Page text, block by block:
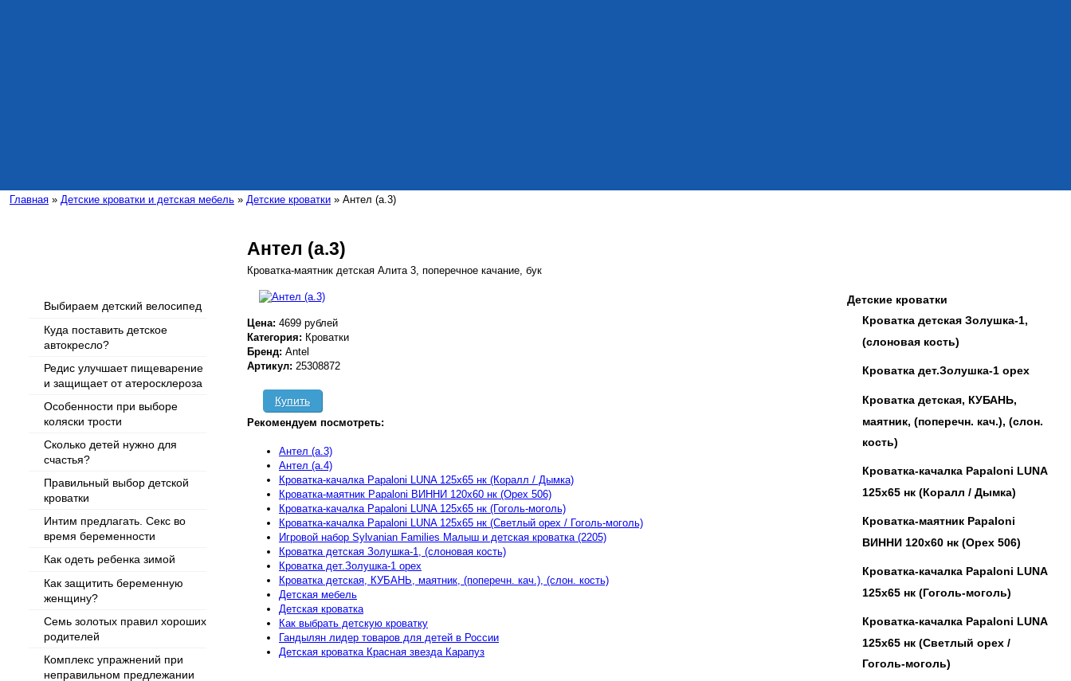
Главная » Детские кроватки и детская мебель » Детские кроватки » Антел (а.3)
Детские кроватки
Кроватка детская Золушка-1,
(слоновая кость)
Кроватка дет.Золушка-1 орех
Кроватка детская, КУБАНЬ,
маятник, (поперечн. кач.), (слон.
кость)
Кроватка-качалка Papaloni LUNA
125х65 нк (Коралл / Дымка)
Кроватка-маятник Papaloni
ВИННИ 120х60 нк (Орех 506)
Кроватка-качалка Papaloni LUNA
125х65 нк (Гоголь-моголь)
Кроватка-качалка Papaloni LUNA
125х65 нк (Светлый орех /
Гоголь-моголь)
Выбираем детский велосипед
Куда поставить детское
автокресло?
Редис улучшает пищеварение
и защищает от атеросклероза
Особенности при выборе
коляски трости
Сколько детей нужно для
счастья?
Правильный выбор детской
кроватки
Интим предлагать. Секс во
время беременности
Как одеть ребенка зимой
Как защитить беременную
женщину?
Семь золотых правил хороших
родителей
Комплекс упражнений при
неправильном предлежании
Антел (а.3)
Кроватка-маятник детская Алита 3, поперечное качание, бук
Цена: 4699 рублей
Категория: Кроватки
Бренд: Antel
Артикул: 25308872
Купить
Рекомендуем посмотреть:
Антел (а.3)
Антел (а.4)
Кроватка-качалка Papaloni LUNA 125х65 нк (Коралл / Дымка)
Кроватка-маятник Papaloni ВИННИ 120х60 нк (Орех 506)
Кроватка-качалка Papaloni LUNA 125х65 нк (Гоголь-моголь)
Кроватка-качалка Papaloni LUNA 125х65 нк (Светлый орех / Гоголь-моголь)
Игровой набор Sylvanian Families Малыш и детская кроватка (2205)
Кроватка детская Золушка-1, (слоновая кость)
Кроватка дет.Золушка-1 орех
Кроватка детская, КУБАНЬ, маятник, (поперечн. кач.), (слон. кость)
Детская мебель
Детская кроватка
Как выбрать детскую кроватку
Гандылян лидер товаров для детей в России
Детская кроватка Красная звезда Карапуз